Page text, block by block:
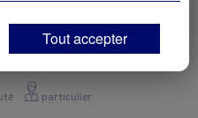
MIXTE
- 62140
particulier
traceurs techniquesseront
cliquant sur "Tout accepter",
et les modifier à tout
vos choix" situé en bas de
Tout accepter